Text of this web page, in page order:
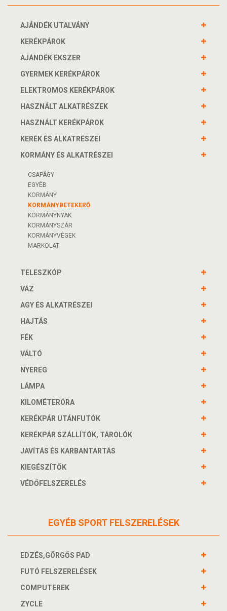
AJÁNDÉK UTALVÁNY
KERÉKPÁROK
AJÁNDÉK ÉKSZER
GYERMEK KERÉKPÁROK
ELEKTROMOS KERÉKPÁROK
HASZNÁLT ALKATRÉSZEK
HASZNÁLT KERÉKPÁROK
KERÉK ÉS ALKATRÉSZEI
KORMÁNY ÉS ALKATRÉSZEI
CSAPÁGY
EGYÉB
KORMÁNY
KORMÁNYBETEKERŐ
KORMÁNYNYAK
KORMÁNYSZÁR
KORMÁNYVÉGEK
MARKOLAT
TELESZKÓP
VÁZ
AGY ÉS ALKATRÉSZEI
HAJTÁS
FÉK
VÁLTÓ
NYEREG
LÁMPA
KILOMÉTERÓRA
KERÉKPÁR UTÁNFUTÓK
KERÉKPÁR SZÁLLÍTÓK, TÁROLÓK
JAVÍTÁS ÉS KARBANTARTÁS
KIEGÉSZÍTŐK
VÉDŐFELSZERELÉS
EGYÉB SPORT FELSZERELÉSEK
EDZÉS,GÖRGŐS PAD
FUTÓ FELSZERELÉSEK
COMPUTEREK
ZYCLE